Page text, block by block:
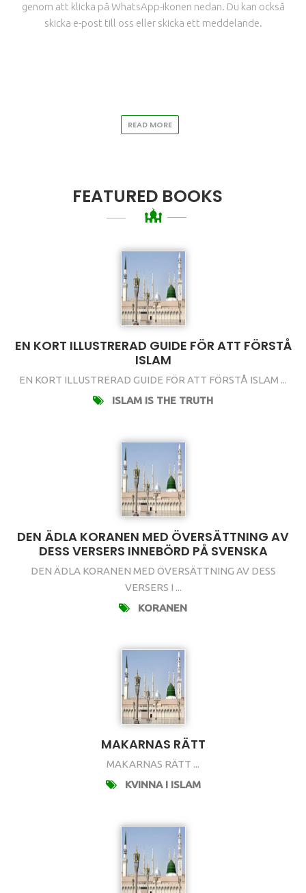
genom att klicka på WhatsApp-ikonen nedan. Du kan också
skicka e-post till oss eller skicka ett meddelande.
READ MORE
FEATURED BOOKS
EN KORT ILLUSTRERAD GUIDE FÖR ATT FÖRSTÅ
ISLAM
EN KORT ILLUSTRERAD GUIDE FÖR ATT FÖRSTÅ ISLAM ...
ISLAM IS THE TRUTH
DEN ÄDLA KORANEN MED ÖVERSÄTTNING AV
DESS VERSERS INNEBÖRD PÅ SVENSKA
DEN ÄDLA KORANEN MED ÖVERSÄTTNING AV DESS
VERSERS I ...
KORANEN
MAKARNAS RÄTT
MAKARNAS RÄTT ...
KVINNA I ISLAM